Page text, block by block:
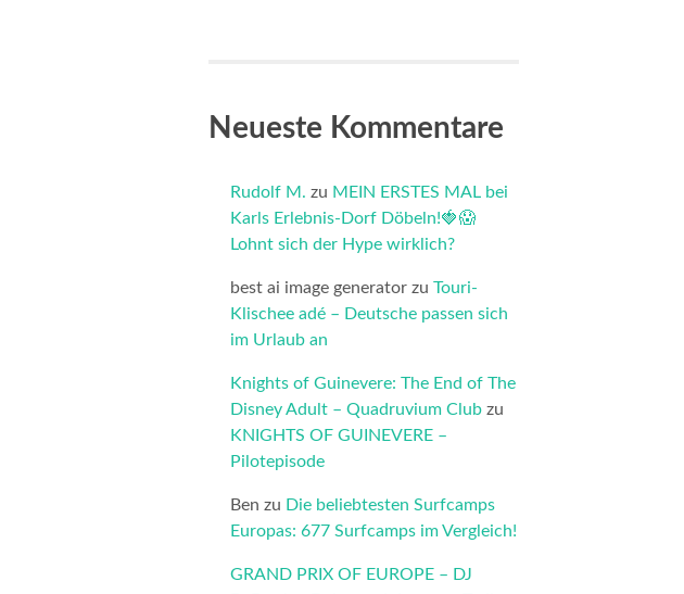
Neueste Kommentare
Rudolf M. zu MEIN ERSTES MAL bei
Karls Erlebnis-Dorf Döbeln!🍓😱
Lohnt sich der Hype wirklich?
best ai image generator zu Touri-
Klischee adé – Deutsche passen sich
im Urlaub an
Knights of Guinevere: The End of The
Disney Adult – Quadruvium Club zu
KNIGHTS OF GUINEVERE –
Pilotepisode
Ben zu Die beliebtesten Surfcamps
Europas: 677 Surfcamps im Vergleich!
GRAND PRIX OF EUROPE – DJ